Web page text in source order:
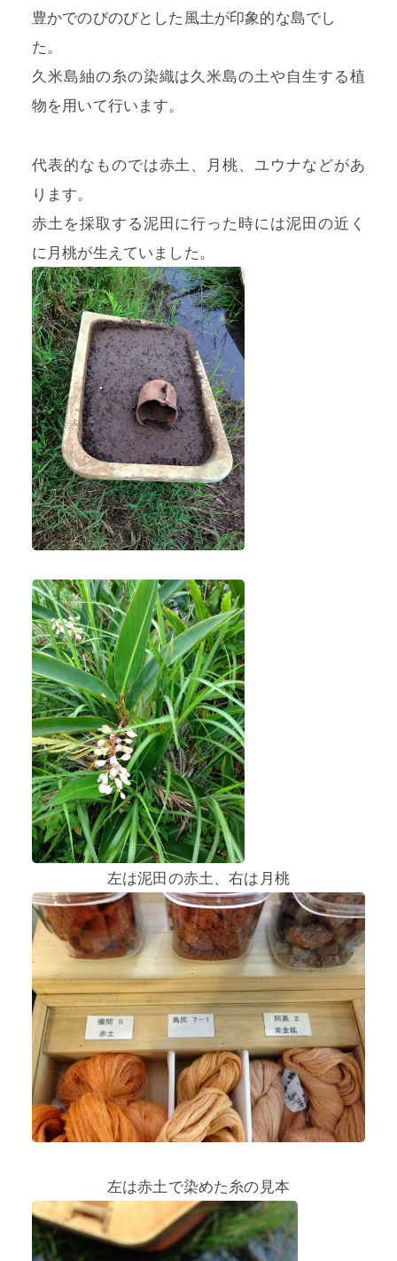
豊かでのびのびとした風土が印象的な島でし
た。
久米島紬の糸の染織は久米島の土や自生する植
物を用いて行います。
代表的なものでは赤土、月桃、ユウナなどがあ
ります。
赤土を採取する泥田に行った時には泥田の近く
に月桃が生えていました。
左は泥田の赤土、右は月桃
左は赤土で染めた糸の見本